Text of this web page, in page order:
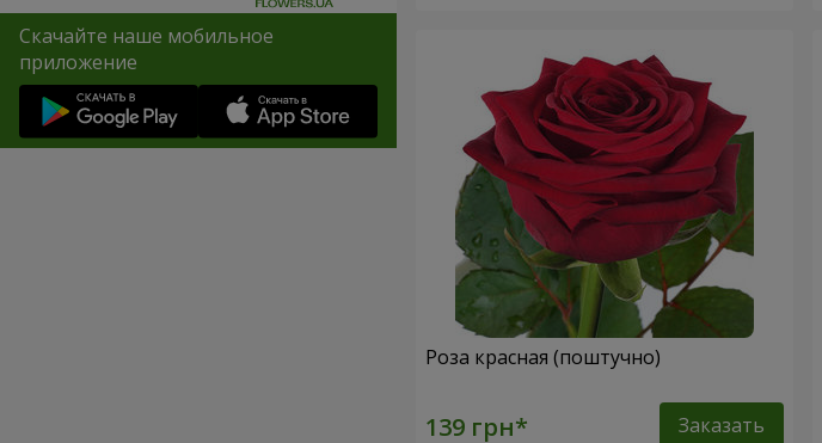
Скачайте наше мобильное
приложение
Роза красная (поштучно)
Заказать